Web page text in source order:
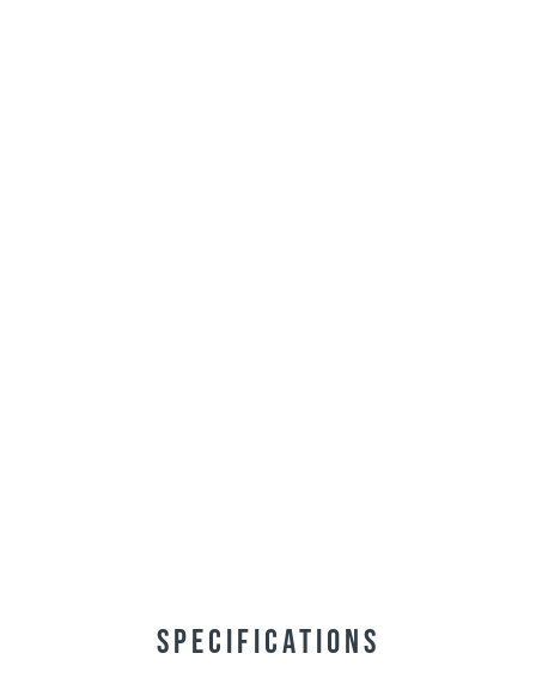
Specifications